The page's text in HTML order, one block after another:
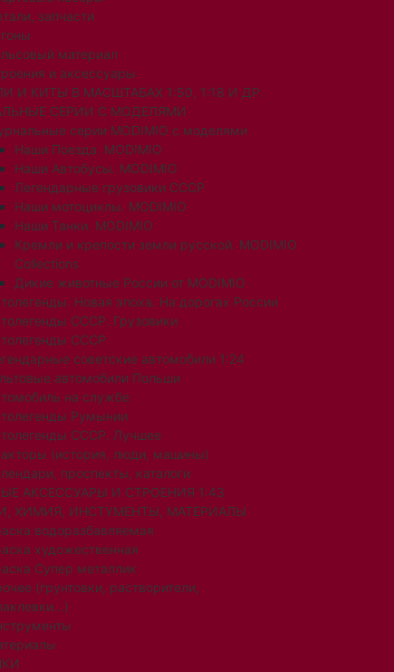
запчасти
материал
и аксессуары
И КИТЫ В МАСШТАБАХ 1:50, 1:18 И ДР.
СЕРИИ С МОДЕЛЯМИ
серии MODIMIO с моделями
Наши Поезда. MODIMIO
Наши Автобусы. MODIMIO
Легендарные грузовики СССР
Наши мотоциклы. MODIMIO
Наши Танки. MODIMIO
Кремли и крепости земли русской. MODIMIO
Collections
Дикие животные России от MODIMIO
Новая эпоха. На дорогах России
СССР. Грузовики
СССР
советские автомобили 1:24
автомобили Польши
на службе
Румынии
СССР. Лучшее
(история, люди, машины)
проспекты, каталоги
АКСЕССУАРЫ И СТРОЕНИЯ 1:43
ХИМИЯ, ИНСТУМЕНТЫ, МАТЕРИАЛЫ
водоразбавляемая
художественная
Супер металлик
(грунтовки, растворители,